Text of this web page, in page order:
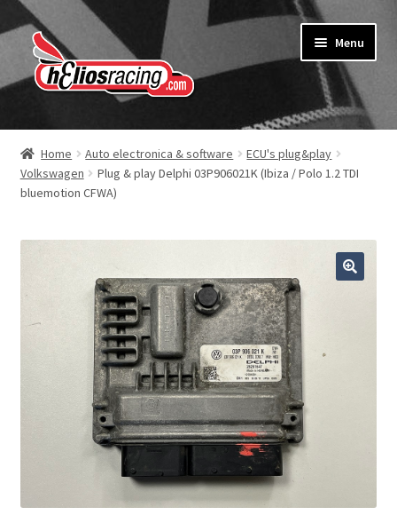
Ga
door
naar
Ga
naar
de
Menu
Webshop
Over Helios Racing
Software service voor garages
Home Auto electronica & software
ECU's plug&play
Volkswagen
Plug & play Delphi 03P906021K (Ibiza / Polo 1.2 TDI
bluemotion CFWA)